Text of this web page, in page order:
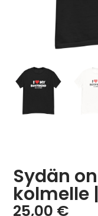
Sydän
kolmelle
25,00 €